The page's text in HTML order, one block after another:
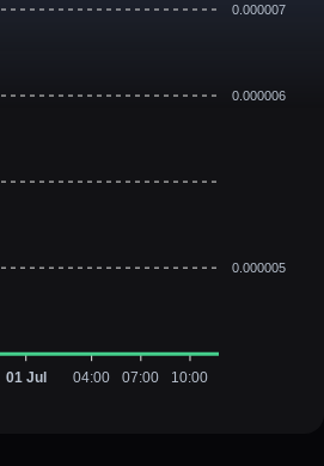
0.000007
0.000006
0.000005
01 Jul 04:00 07:00 10:00